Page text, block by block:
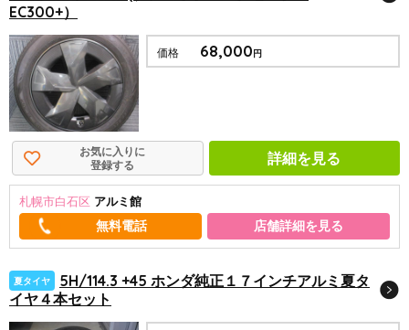
EC300+）
価格 68,000円
お気に入りに
登録する
詳細を見る
札幌市白石区 アルミ館
店舗詳細を見る
夏タイヤ
5H/114.3 +45 ホンダ純正１７インチアルミ夏タ
イヤ４本セット